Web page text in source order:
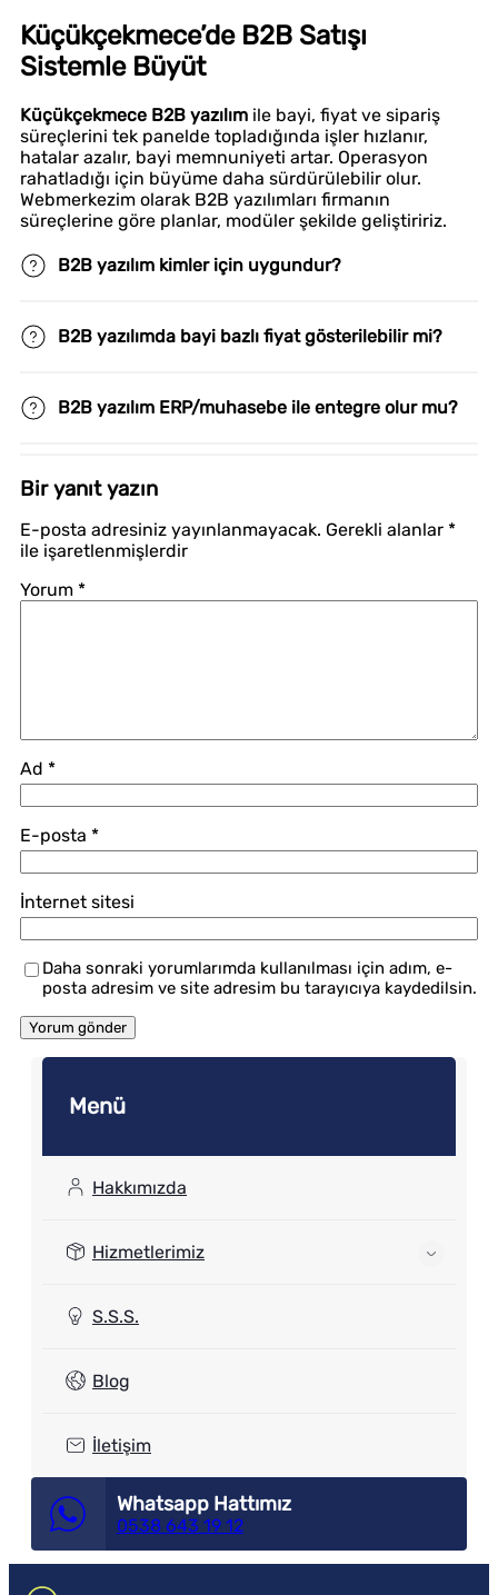
Küçükçekmece’de B2B Satışı
Sistemle Büyüt
Küçükçekmece B2B yazılım ile bayi, fiyat ve sipariş
süreçlerini tek panelde topladığında işler hızlanır,
hatalar azalır, bayi memnuniyeti artar. Operasyon
rahatladığı için büyüme daha sürdürülebilir olur.
Webmerkezim olarak B2B yazılımları firmanın
süreçlerine göre planlar, modüler şekilde geliştiririz.
B2B yazılım kimler için uygundur?
B2B yazılımda bayi bazlı fiyat gösterilebilir mi?
B2B yazılım ERP/muhasebe ile entegre olur mu?
Bir yanıt yazın
E-posta adresiniz yayınlanmayacak. Gerekli alanlar *
ile işaretlenmişlerdir
Yorum *
Ad *
E-posta *
İnternet sitesi
Daha sonraki yorumlarımda kullanılması için adım, e-
posta adresim ve site adresim bu tarayıcıya kaydedilsin.
Menü
Hakkımızda
Hizmetlerimiz
S.S.S.
Blog
İletişim
Whatsapp Hattımız
0538 643 19 12